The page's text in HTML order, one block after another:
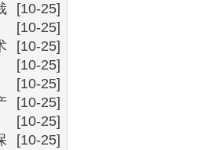
[10-25]
[10-25]
[10-25]
[10-25]
[10-25]
[10-25]
[10-25]
[10-25]